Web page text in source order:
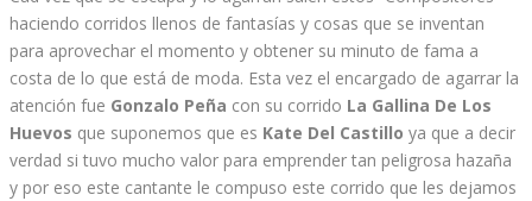
haciendo corridos llenos de fantasías y cosas que se inventan
para aprovechar el momento y obtener su minuto de fama a
costa de lo que está de moda. Esta vez el encargado de agarrar la
atención fue Gonzalo Peña con su corrido La Gallina De Los
Huevos que suponemos que es Kate Del Castillo ya que a decir
verdad si tuvo mucho valor para emprender tan peligrosa hazaña
y por eso este cantante le compuso este corrido que les dejamos